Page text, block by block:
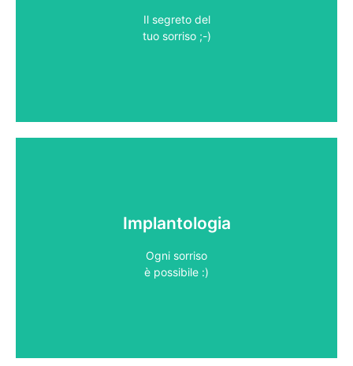
Il segreto del
tuo sorriso ;​-)
Il segreto del
tuo sorriso ;​-)
Implantologia
Ogni sorriso
è possibile :​)
Ogni sorriso
è possibile :​ )
→